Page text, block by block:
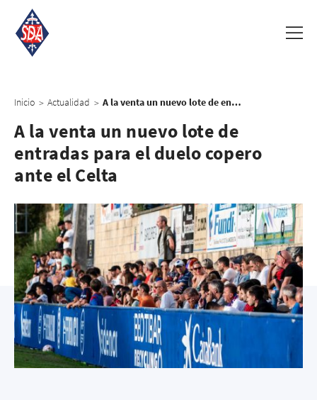
Inicio > Actualidad > A la venta un nuevo lote de entradas para el duelo copero ante el Celta
A la venta un nuevo lote de
entradas para el duelo copero
ante el Celta